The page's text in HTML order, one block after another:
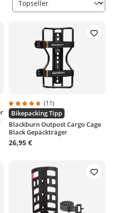
4.6 von 5 Sternen
Durchschnittliche Bewertung
(11)
Bikepacking Tipp
Blackburn Outpost Cargo Cage
Black Gepäckträger
26,95 €